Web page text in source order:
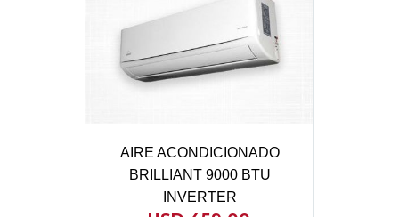
AIRE ACONDICIONADO
BRILLIANT 9000 BTU
INVERTER